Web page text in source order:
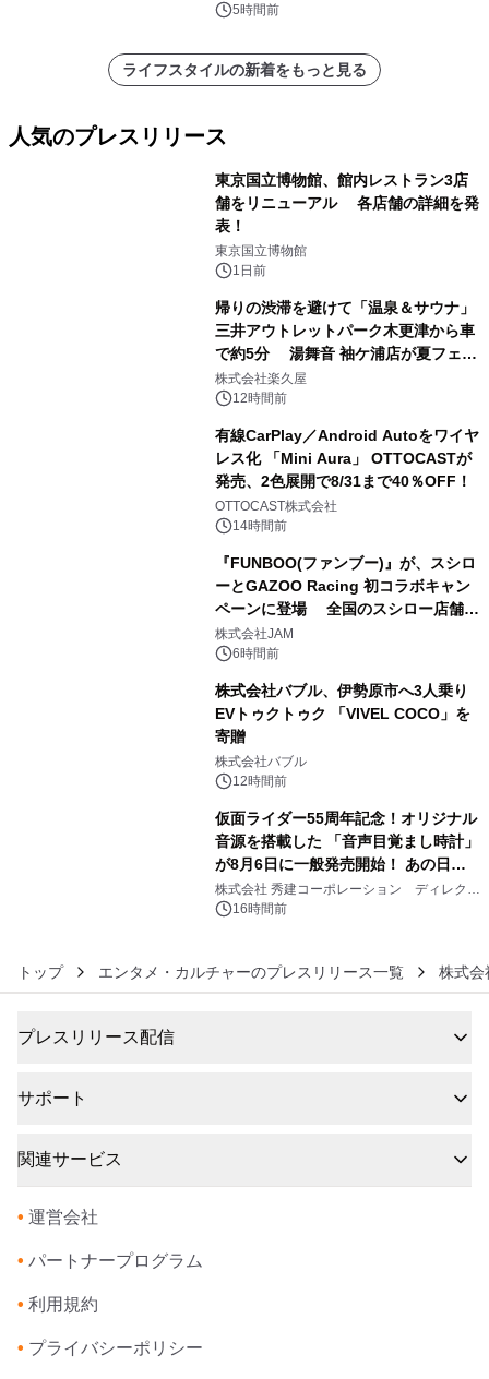
5時間前
ライフスタイルの新着をもっと見る
人気のプレスリリース
東京国立博物館、館内レストラン3店
舗をリニューアル 各店舗の詳細を発
表！
東京国立博物館
1日前
帰りの渋滞を避けて「温泉＆サウナ」
三井アウトレットパーク木更津から車
で約5分 湯舞音 袖ケ浦店が夏フェア
メニューを提供
株式会社楽久屋
12時間前
有線CarPlay／Android Autoをワイヤ
レス化 「Mini Aura」 OTTOCASTが
発売、2色展開で8/31まで40％OFF！
OTTOCAST株式会社
14時間前
『FUNBOO(ファンブー)』が、スシロ
ーとGAZOO Racing 初コラボキャン
ペーンに登場 全国のスシロー店舗で
GR 4車種の FUNBOO(ミニカー)付き
メニューが展開されます
株式会社JAM
6時間前
株式会社バブル、伊勢原市へ3人乗り
EVトゥクトゥク 「VIVEL COCO」を
寄贈
株式会社バブル
12時間前
仮面ライダー55周年記念！オリジナル
音源を搭載した 「音声目覚まし時計」
が8月6日に一般発売開始！ あの日の
大興奮が今甦る
株式会社 秀建コーポレーション ディレクト
アートギャラリー
16時間前
トップ エンタメ・カルチャーのプレスリリース一覧 株式会
プレスリリース配信
サポート
関連サービス
• 運営会社
• パートナープログラム
• 利用規約
• プライバシーポリシー